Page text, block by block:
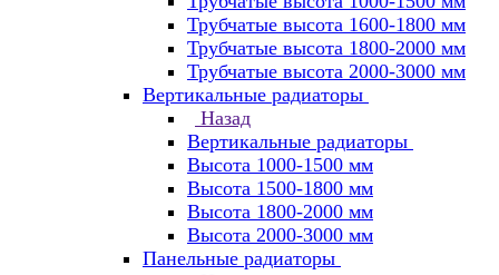
Трубчатые высота 1600-1800 мм
Трубчатые высота 1800-2000 мм
Трубчатые высота 2000-3000 мм
Вертикальные радиаторы
Назад
Вертикальные радиаторы
Высота 1000-1500 мм
Высота 1500-1800 мм
Высота 1800-2000 мм
Высота 2000-3000 мм
Панельные радиаторы